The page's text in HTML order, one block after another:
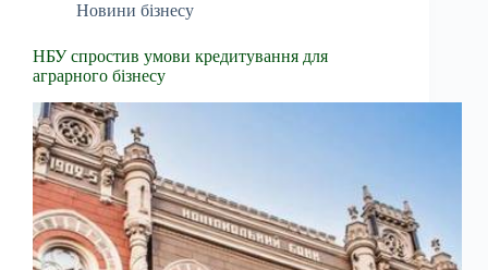
Новини бізнесу
НБУ спростив умови кредитування для
аграрного бізнесу